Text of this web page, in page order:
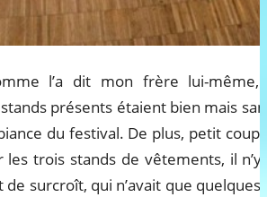
l’a dit mon frère lui-
présents étaient bien mais
du festival. De plus, petit
trois stands de vêtements, il
surcroît, qui n’avait que